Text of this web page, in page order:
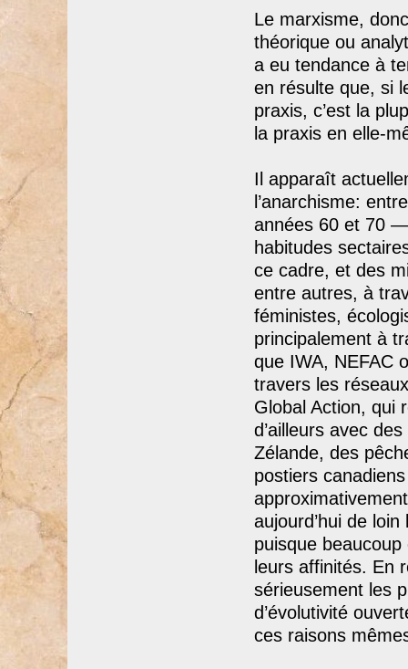
Le marxisme,
théorique ou
a eu tendance à
en résulte que, si
praxis, c’est la
la praxis en elle-
Il apparaît
l’anarchisme:
années 60 et 70
habitudes
ce cadre, et des
entre autres, à
féministes,
principalement à
que IWA, NEFAC
travers les
Global Action, qui
d’ailleurs avec
Zélande, des
postiers
aujourd’hui de
puisque
leurs affinités. En
sérieusement les
d’évolutivité
ces raisons